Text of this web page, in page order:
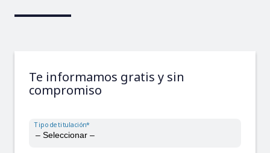
Te informamos gratis y sin
compromiso
Tipo de titulación*